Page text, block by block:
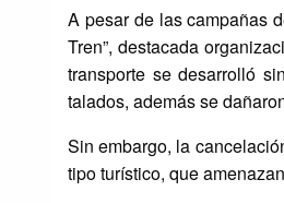
A pesar de las campañas
Tren”, destacada
transporte se desarrolló
talados, además se
Sin embargo, la
tipo turístico, que